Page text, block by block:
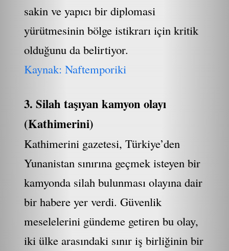
sakin ve yapıcı bir diplomasi
yürütmesinin bölge istikrarı için kritik
olduğunu da belirtiyor.
Kaynak: Naftemporiki
3. Silah taşıyan kamyon olayı
(Kathimerini)
Kathimerini gazetesi, Türkiye’den
Yunanistan sınırına geçmek isteyen bir
kamyonda silah bulunması olayına dair
bir habere yer verdi. Güvenlik
meselelerini gündeme getiren bu olay,
iki ülke arasındaki sınır iş birliğinin bir